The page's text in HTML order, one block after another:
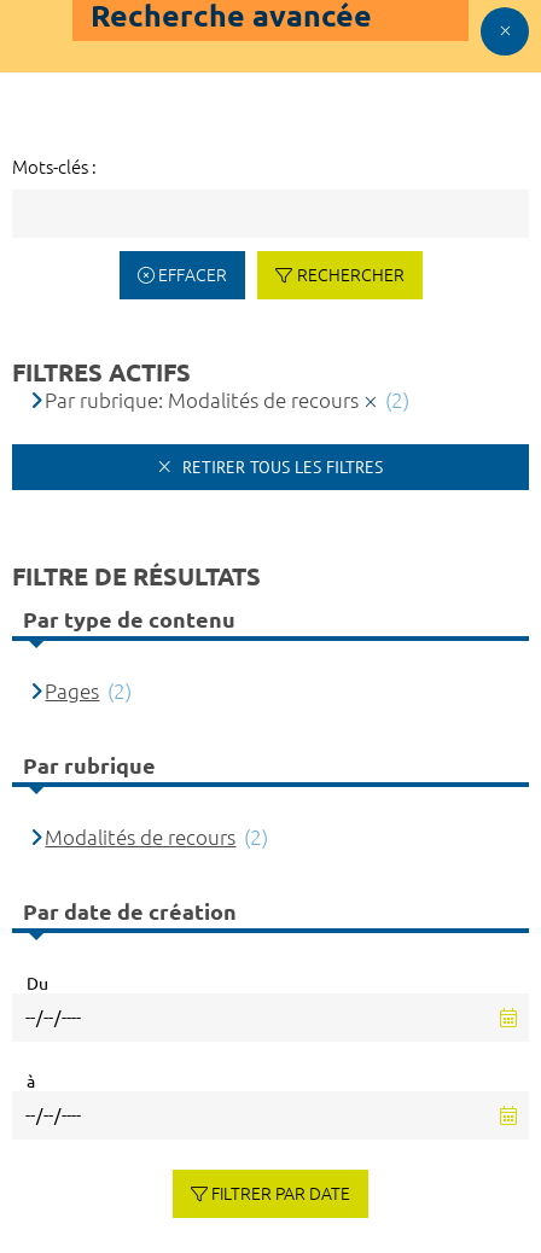
Recherche avancée
Mots-clés :
EFFACER RECHERCHER
FILTRES ACTIFS
Par rubrique: Modalités de recours (2)
RETIRER TOUS LES FILTRES
FILTRE DE RÉSULTATS
Par type de contenu
Pages (2)
Par rubrique
Modalités de recours (2)
Par date de création
Du
à
FILTRER PAR DATE